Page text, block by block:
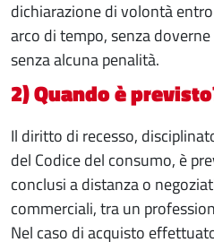
dichiarazione di volontà
arco di tempo, senza
senza alcuna penalità.
2) Quando è
Il diritto di recesso,
del Codice del consumo, è
conclusi a distanza o
commerciali, tra un
Nel caso di acquisto